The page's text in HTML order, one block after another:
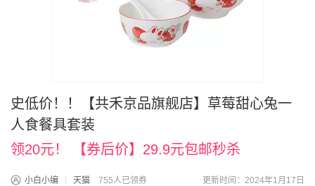
史低价！！【共禾京品旗舰店】草莓甜心兔一
人食餐具套装
领20元！ 【券后价】29.9元包邮秒杀
小白小编 天猫 755人已领券 更新时间：2024年1月17日